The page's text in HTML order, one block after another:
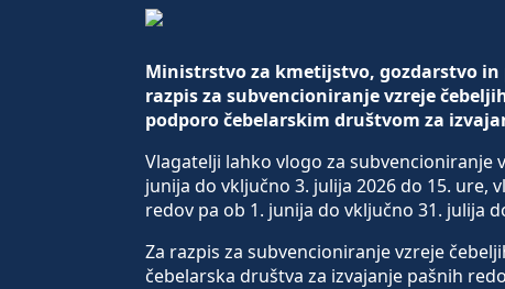
Ministrstvo za kmetijstvo, gozdarstvo in
razpis za subvencioniranje vzreje
podporo čebelarskim društvom za
Vlagatelji lahko vlogo za subvencioniranje
junija do vključno 3. julija 2026 do 15. ure,
redov pa ob 1. junija do vključno 31. julija
Za razpis za subvencioniranje vzreje
čebelarska društva za izvajanje pašnih